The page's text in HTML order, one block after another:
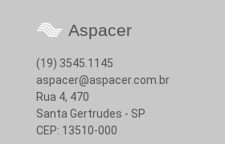
Aspacer
(19) 3545.1145
aspacer@aspacer.com.br
Rua 4, 470
Santa Gertrudes - SP
CEP: 13510-000